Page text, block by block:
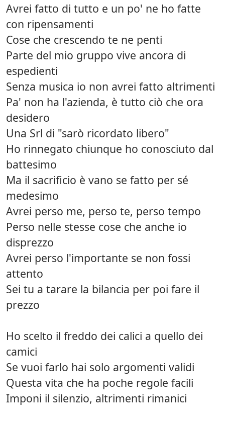
Avrei fatto di tutto e un po' ne ho fatte
con ripensamenti
Cose che crescendo te ne penti
Parte del mio gruppo vive ancora di
espedienti
Senza musica io non avrei fatto altrimenti
Pa' non ha l'azienda, è tutto ciò che ora
desidero
Una Srl di "sarò ricordato libero"
Ho rinnegato chiunque ho conosciuto dal
battesimo
Ma il sacrificio è vano se fatto per sé
medesimo
Avrei perso me, perso te, perso tempo
Perso nelle stesse cose che anche io
disprezzo
Avrei perso l'importante se non fossi
attento
Sei tu a tarare la bilancia per poi fare il
prezzo
Ho scelto il freddo dei calici a quello dei
camici
Se vuoi farlo hai solo argomenti validi
Questa vita che ha poche regole facili
Imponi il silenzio, altrimenti rimanici